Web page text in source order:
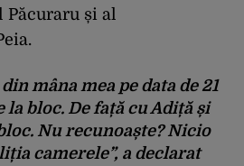
Păcuraru și al
.
mâna mea pe data de 21
bloc. De față cu Adiță și
Nu recunoaște? Nicio
camerele”, a declarat